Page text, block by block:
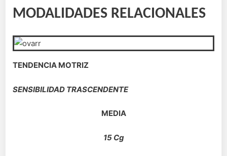
MODALIDADES RELACIONALES
TENDENCIA MOTRIZ
SENSIBILIDAD TRASCENDENTE
MEDIA
15 Cg